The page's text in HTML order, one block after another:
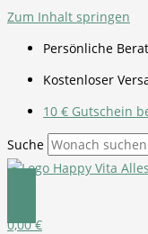
Zum Inhalt springen
Persönliche
Kostenloser
10 € Gutschein
Suche
0,00€